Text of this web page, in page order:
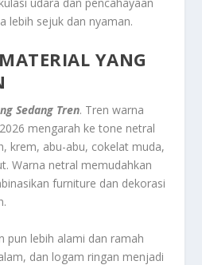
lebih sejuk dan nyaman.
YANG
Sedang Tren. Tren warna
mengarah ke tone netral
krem, abu-abu, cokelat muda,
Warna netral memudahkan
furniture dan dekorasi
pun lebih alami dan ramah
dan logam ringan menjadi